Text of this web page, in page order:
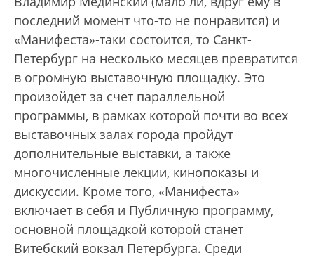
последний момент что-то не понравится) и
«Манифеста»-таки состоится, то Санкт-
Петербург на несколько месяцев превратится
в огромную выставочную площадку. Это
произойдет за счет параллельной
программы, в рамках которой почти во всех
выставочных залах города пройдут
дополнительные выставки, а также
многочисленные лекции, кинопоказы и
дискуссии. Кроме того, «Манифеста»
включает в себя и Публичную программу,
основной площадкой которой станет
Витебский вокзал Петербурга. Среди